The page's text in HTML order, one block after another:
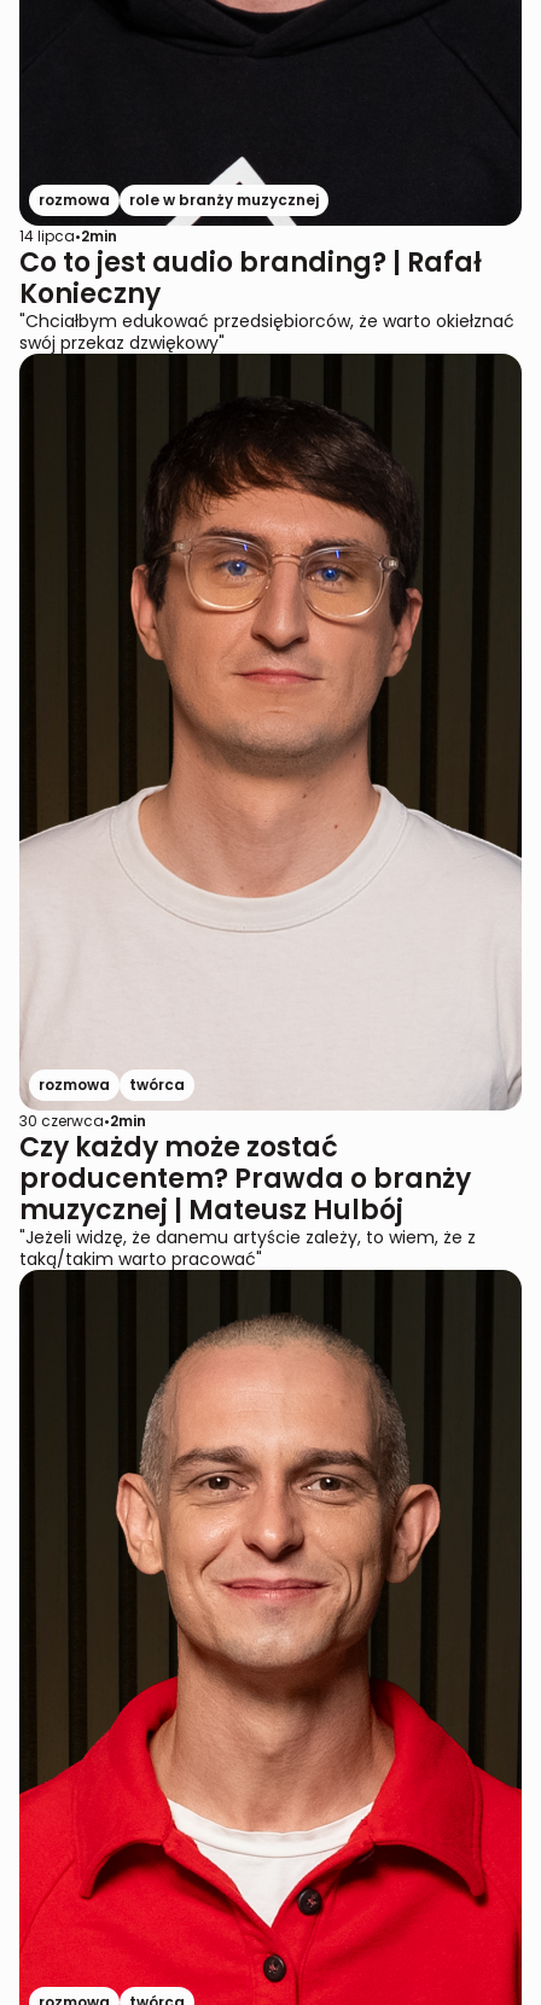
rozmowa
role w branży muzycznej
14 lipca•2min
Co to jest audio branding? | Rafał
Konieczny
"Chciałbym edukować przedsiębiorców, że warto okiełznać
swój przekaz dzwiękowy"
rozmowa
twórca
30 czerwca•2min
Czy każdy może zostać
producentem? Prawda o branży
muzycznej | Mateusz Hulbój
"Jeżeli widzę, że danemu artyście zależy, to wiem, że z
taką/takim warto pracować"